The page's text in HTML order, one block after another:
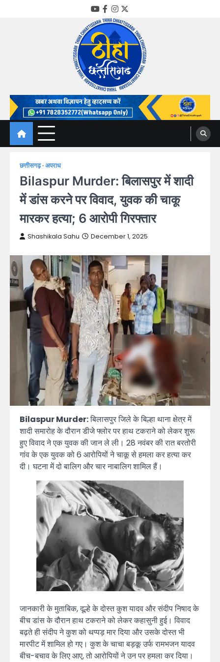
YouTube
Facebook
Instagram
Twitter
Thiha Chhattisgarh
गोठ जन-जन के
छत्तीसगढ़ अपराध
Bilaspur Murder: बिलासपुर में शादी
में डांस करने पर विवाद, युवक की चाकू
मारकर हत्या; 6 आरोपी गिरफ्तार
Shashikala Sahu December 1, 2025
Bilaspur Murder:बिलासपुर जिले के बिल्हा थाना क्षेत्र में
शादी समारोह के दौरान डीजे फ्लोर पर हाथ टकराने को लेकर शुरू
हुए विवाद ने एक युवक की जान ले ली। 28 नवंबर की रात बरतोरी
गांव के एक युवक को 6 आरोपियों ने चाकू से हमला कर हत्या कर
दी। घटना में दो बालिग और चार नाबालिग शामिल हैं।
जानकारी के मुताबिक, दूल्हे के दोस्त कुश यादव और संदीप निषाद के
बीच डांस के दौरान हाथ टकराने को लेकर कहासुनी हुई। विवाद
बढ़ते ही संदीप ने कुश को थप्पड़ मार दिया और उसके दोस्त भी
मारपीट में शामिल हो गए। कुश के चाचा बड़कू उर्फ रामभजन यादव
बीच-बचाव के लिए आए, तो आरोपियों ने उन पर हमला कर दिया।